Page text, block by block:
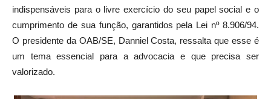
indispensáveis para o livre exercício do seu papel social e o
cumprimento de sua função, garantidos pela Lei nº 8.906/94.
O presidente da OAB/SE, Danniel Costa, ressalta que esse é
um tema essencial para a advocacia e que precisa ser
valorizado.